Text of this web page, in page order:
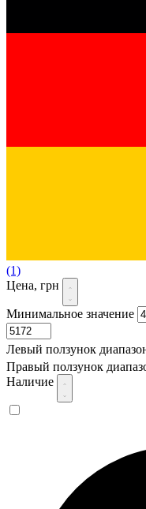
(1)
Цена, грн
Минимальное значение
Левый ползунок
Правый ползунок
Наличие